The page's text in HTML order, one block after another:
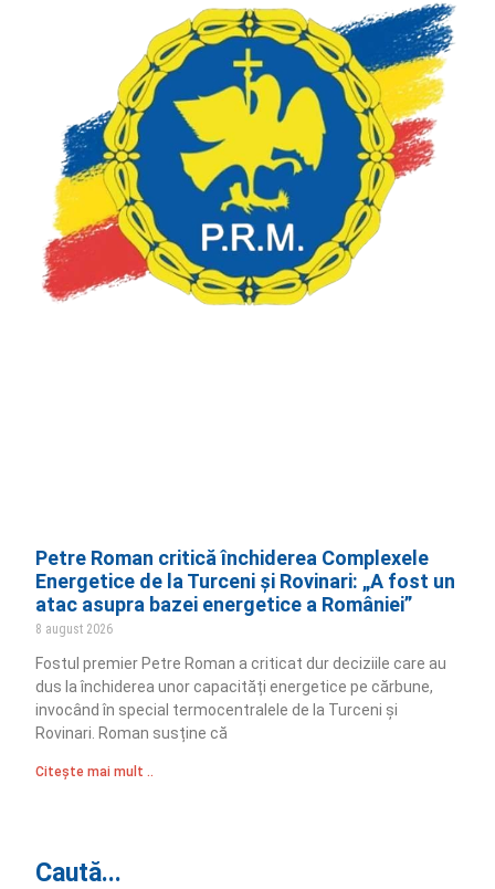
Petre Roman critică închiderea Complexele
Energetice de la Turceni și Rovinari: „A fost un
atac asupra bazei energetice a României”
8 august 2026
Fostul premier Petre Roman a criticat dur deciziile care au
dus la închiderea unor capacități energetice pe cărbune,
invocând în special termocentralele de la Turceni și
Rovinari. Roman susține că
Citește mai mult ..
Caută...